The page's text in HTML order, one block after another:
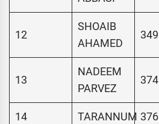
12
SHOAIB
AHAMED
349
13
NADEEM
PARVEZ
374
14 TARANNUM 376